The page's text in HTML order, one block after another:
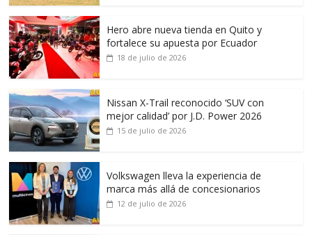
Hero abre nueva tienda en Quito y
fortalece su apuesta por Ecuador
18 de julio de 2026
Nissan X-Trail reconocido ‘SUV con
mejor calidad’ por J.D. Power 2026
15 de julio de 2026
Volkswagen lleva la experiencia de
marca más allá de concesionarios
12 de julio de 2026